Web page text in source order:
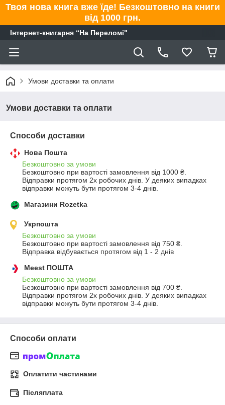
Твоя нова книга вже їде! Безкоштовно на книги
від 1000 грн.
Інтернет-книгарня “На Переломі"
Умови доставки та оплати
Умови доставки та оплати
Способи доставки
Нова Пошта
Безкоштовно за умови
Безкоштовно при вартості замовлення від 1000 ₴.
Відправки протягом 2х робочих днів. У деяких випадках
відправки можуть бути протягом 3-4 днів.
Магазини Rozetka
Укрпошта
Безкоштовно за умови
Безкоштовно при вартості замовлення від 750 ₴.
Відправка відбувається протягом від 1 - 2 днів
Meest ПОШТА
Безкоштовно за умови
Безкоштовно при вартості замовлення від 700 ₴.
Відправки протягом 2х робочих днів. У деяких випадках
відправки можуть бути протягом 3-4 днів.
Способи оплати
Оплатити частинами
Післяплата